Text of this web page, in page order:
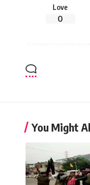
Love
0
You Might